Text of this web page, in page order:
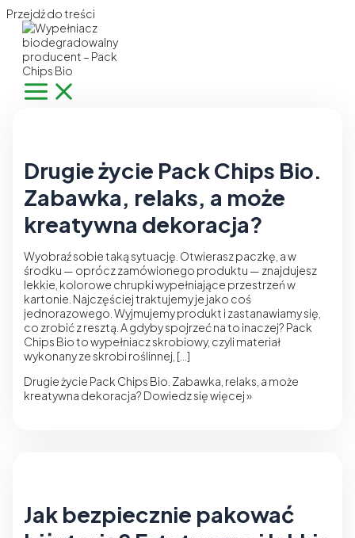
Przejdź do treści
Drugie życie Pack Chips Bio.
Zabawka, relaks, a może
kreatywna dekoracja?
Wyobraź sobie taką sytuację. Otwierasz paczkę, a w
środku — oprócz zamówionego produktu — znajdujesz
lekkie, kolorowe chrupki wypełniające przestrzeń w
kartonie. Najczęściej traktujemy je jako coś
jednorazowego. Wyjmujemy produkt i zastanawiamy się,
co zrobić z resztą. A gdyby spojrzeć na to inaczej? Pack
Chips Bio to wypełniacz skrobiowy, czyli materiał
wykonany ze skrobi roślinnej, […]
Drugie życie Pack Chips Bio. Zabawka, relaks, a może
kreatywna dekoracja? Dowiedz się więcej »
Jak bezpiecznie pakować